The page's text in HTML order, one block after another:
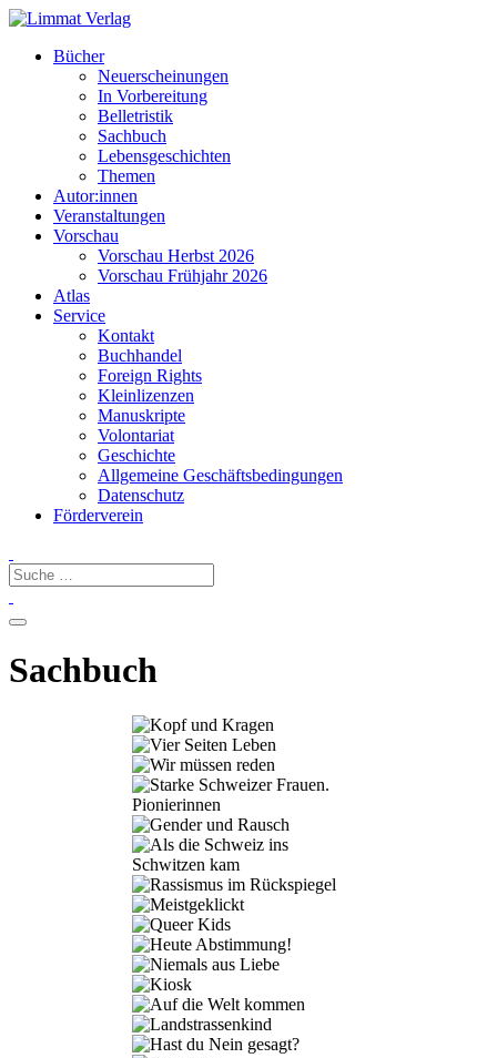
Bücher
Neuerscheinungen
In Vorbereitung
Belletristik
Sachbuch
Lebensgeschichten
Themen
Autor:innen
Veranstaltungen
Vorschau
Vorschau Herbst 2026
Vorschau Frühjahr 2026
Atlas
Service
Kontakt
Buchhandel
Foreign Rights
Kleinlizenzen
Manuskripte
Volontariat
Geschichte
Allgemeine Geschäftsbedingungen
Datenschutz
Förderverein
Sachbuch